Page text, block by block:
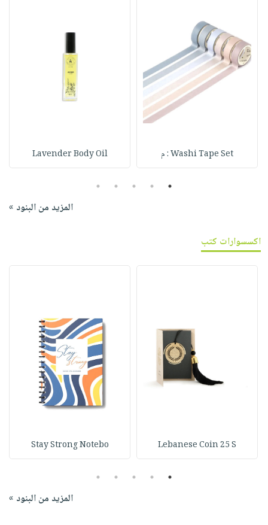
Washi Tape Set : م Lavender Body Oil
1
2
3
4
5
المزيد من البنود »
اكسسوارات كتب
Lebanese Coin 25 S
Stay Strong Notebo
1
2
3
4
5
المزيد من البنود »